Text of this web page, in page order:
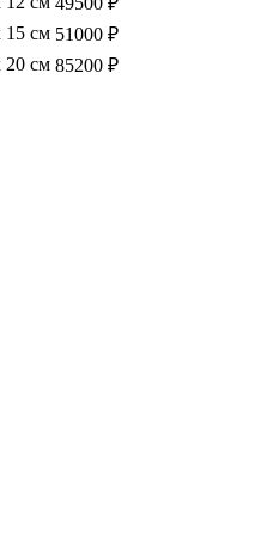
15 см 51000 ₽
20 см 85200 ₽